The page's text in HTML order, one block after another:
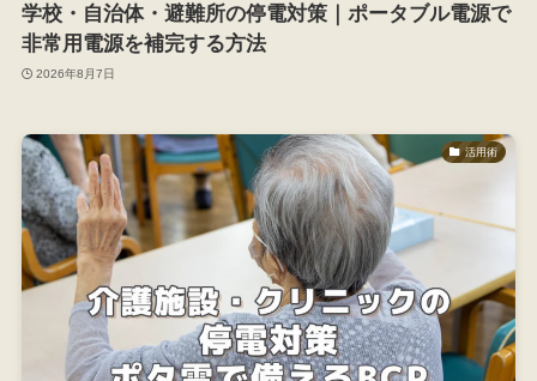
学校・自治体・避難所の停電対策｜ポータブル電源で
非常用電源を補完する方法
2026年8月7日
活用術